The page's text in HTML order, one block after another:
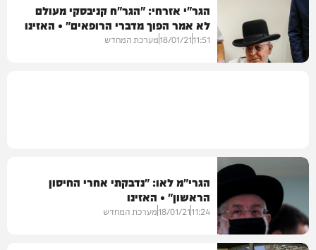
דעות
הגר"י אזרחי: "הגר"ח קניבסקי מעולם
לא אמר הפוך מדברי הרופאים" • האזינו
11:51
18/01/21מערכת המחדש
הגרי"מ לאו: "נדבקתי אחרי החיסון
הראשון" • האזינו
11:24
18/01/21מערכת המחדש